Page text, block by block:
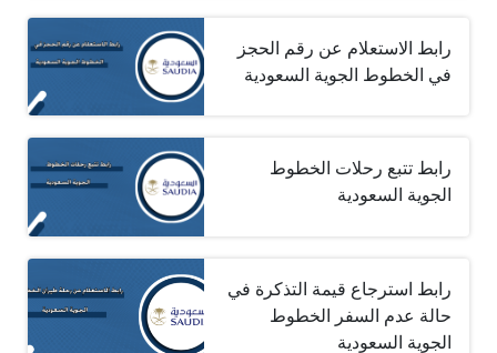
رابط الاستعلام عن رقم الحجز
في الخطوط الجوية السعودية
رابط تتبع رحلات الخطوط
الجوية السعودية
رابط استرجاع قيمة التذكرة في
حالة عدم السفر الخطوط
الجوية السعودية